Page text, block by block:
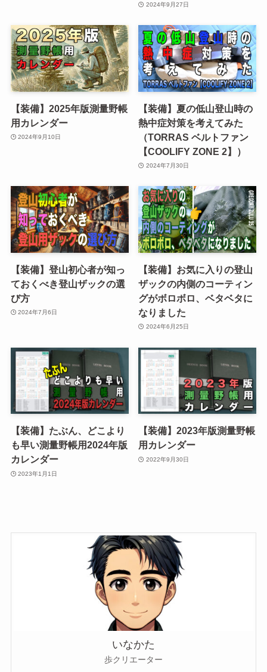
2024年9月27日
【装備】2025年版測量野帳
用カレンダー
2024年9月10日
【装備】夏の低山登山時の
熱中症対策を考えてみた
（TORRAS ベルトファン
【COOLIFY ZONE 2】）
2024年7月30日
【装備】登山初心者が知っ
ておくべき登山ザックの選
び方
2024年7月6日
【装備】お気に入りの登山
ザックの内側のコーティン
グがボロボロ、ベタベタに
なりました
2024年6月25日
【装備】たぶん、どこより
も早い測量野帳用2024年版
カレンダー
2023年1月1日
【装備】2023年版測量野帳
用カレンダー
2022年9月30日
いなかた
歩クリエーター